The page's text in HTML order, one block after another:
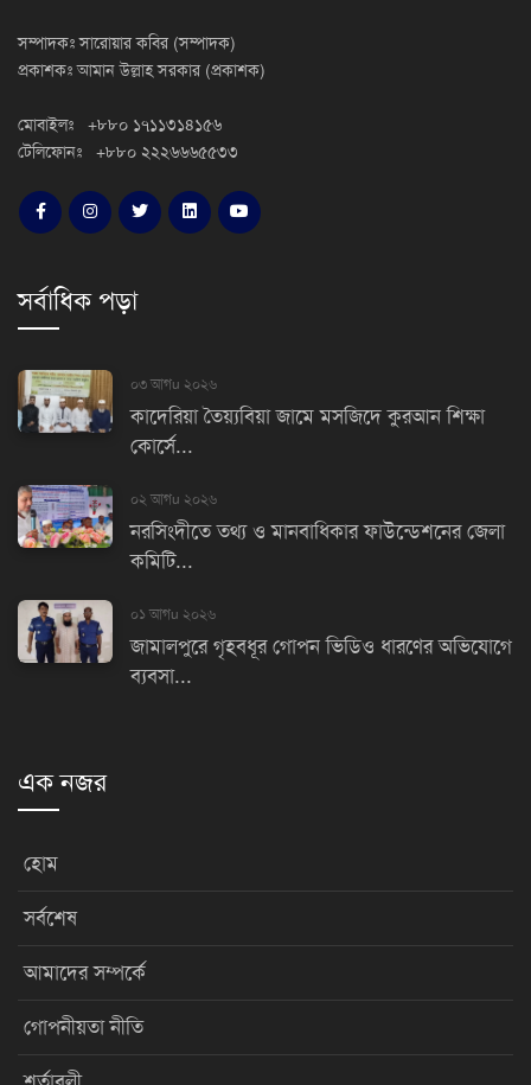
সম্পাদকঃ সারোয়ার কবির (সম্পাদক)
প্রকাশকঃ আমান উল্লাহ সরকার (প্রকাশক)
মোবাইলঃ +৮৮০ ১৭১১৩১৪১৫৬
টেলিফোনঃ +৮৮০ ২২২৬৬৬৫৫৩৩
সর্বাধিক পড়া
০৩ আগu ২০২৬
কাদেরিয়া তৈয়্যবিয়া জামে মসজিদে কুরআন শিক্ষা
কোর্সে...
০২ আগu ২০২৬
নরসিংদীতে তথ্য ও মানবাধিকার ফাউন্ডেশনের জেলা
কমিটি...
০১ আগu ২০২৬
জামালপুরে গৃহবধূর গোপন ভিডিও ধারণের অভিযোগে
ব্যবসা...
এক নজর
হোম
সর্বশেষ
আমাদের সম্পর্কে
গোপনীয়তা নীতি